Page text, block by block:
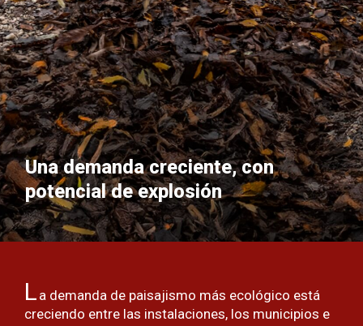
Una demanda creciente, con
potencial de explosión
L a demanda de paisajismo más ecológico está
creciendo entre las instalaciones, los municipios e